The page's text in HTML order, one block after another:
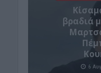
βραδιά
6